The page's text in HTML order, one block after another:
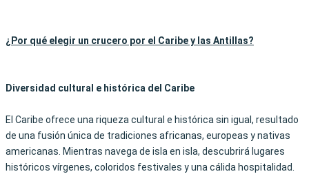
¿Por qué elegir un crucero por el Caribe y las Antillas?
Diversidad cultural e histórica del Caribe
El Caribe ofrece una riqueza cultural e histórica sin igual, resultado
de una fusión única de tradiciones africanas, europeas y nativas
americanas. Mientras navega de isla en isla, descubrirá lugares
históricos vírgenes, coloridos festivales y una cálida hospitalidad.